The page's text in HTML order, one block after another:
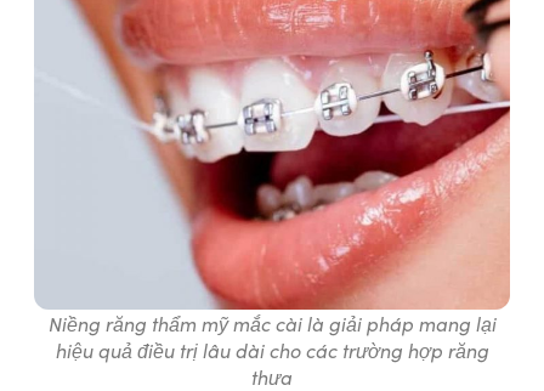
Niềng răng thẩm mỹ mắc cài là giải pháp mang lại
hiệu quả điều trị lâu dài cho các trường hợp răng
thưa